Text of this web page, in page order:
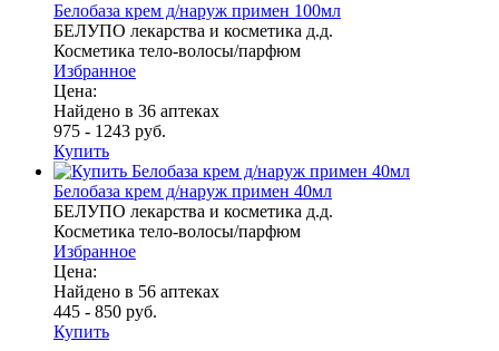
Белобаза крем д/наруж примен 100мл
БЕЛУПО лекарства и косметика д.д.
Косметика тело-волосы/парфюм
Избранное
Цена:
Найдено в 36 аптеках
975 - 1243 руб.
Купить
Белобаза крем д/наруж примен 40мл
БЕЛУПО лекарства и косметика д.д.
Косметика тело-волосы/парфюм
Избранное
Цена:
Найдено в 56 аптеках
445 - 850 руб.
Купить